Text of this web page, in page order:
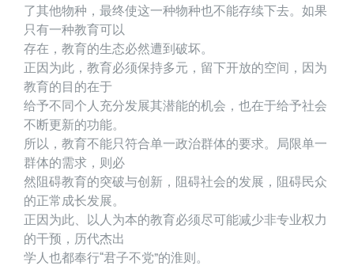
了其他物种，最终使这一种物种也不能存续下去。如果
只有一种教育可以
存在，教育的生态必然遭到破坏。
正因为此，教育必须保持多元，留下开放的空间，因为
教育的目的在于
给予不同个人充分发展其潜能的机会，也在于给予社会
不断更新的功能。
所以，教育不能只符合单一政治群体的要求。局限单一
群体的需求，则必
然阻碍教育的突破与创新，阻碍社会的发展，阻碍民众
的正常成长发展。
正因为此、以人为本的教育必须尽可能减少非专业权力
的干预，历代杰出
学人也都奉行“君子不党”的淮则。